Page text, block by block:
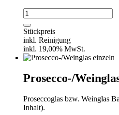
Biertulpe
/
VPE
25
Stück
Menge
Stückpreis
inkl. Reinigung
inkl. 19,00% MwSt.
Prosecco-/
Proseccoglas bzw. Weinglas
Inhalt).